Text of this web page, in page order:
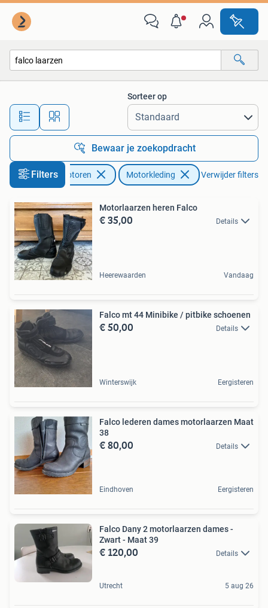
Alle afstanden…
Sorteer op
Bewaar je zoekopdracht
Filters Motoren Motorkleding Verwijder filters
Motorlaarzen heren Falco
€ 35,00 Details
Heerewaarden Vandaag
Falco mt 44 Minibike / pitbike schoenen
€ 50,00 Details
Winterswijk Eergisteren
Falco lederen dames motorlaarzen Maat
38
€ 80,00 Details
Eindhoven Eergisteren
Falco Dany 2 motorlaarzen dames -
Zwart - Maat 39
€ 120,00 Details
Utrecht 5 aug 26